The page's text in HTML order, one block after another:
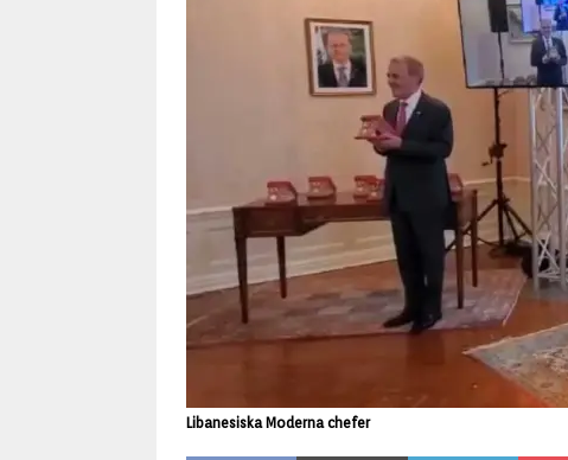
Libanesiska Moderna chefer